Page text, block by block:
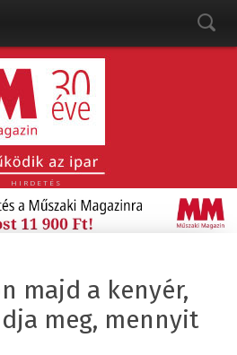
HIRDETÉS
majd a kenyér,
meg, mennyit